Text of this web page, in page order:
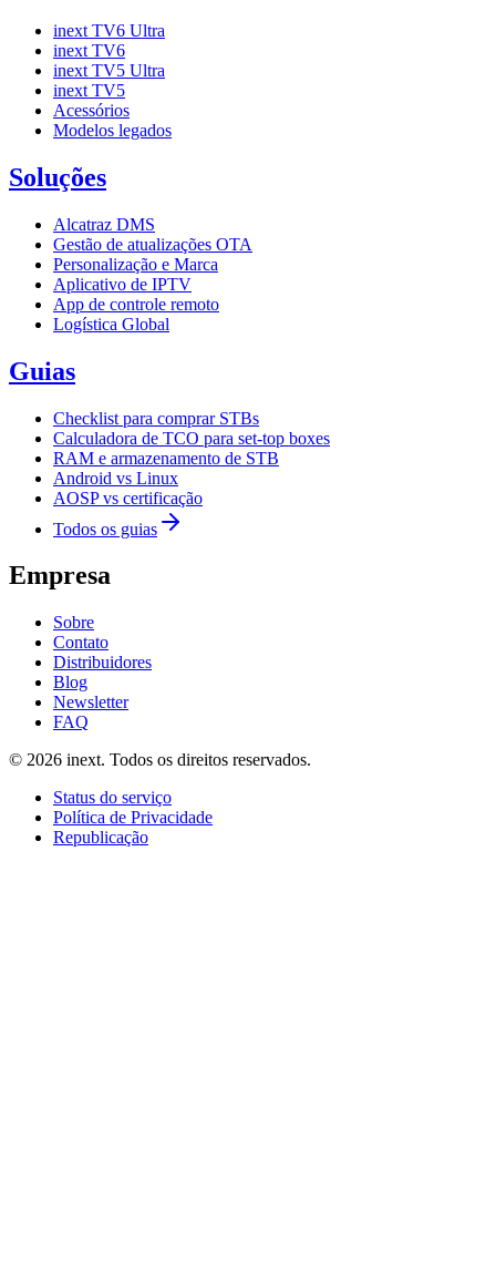
inext TV6 Ultra
inext TV6
inext TV5 Ultra
inext TV5
Acessórios
Modelos legados
Soluções
Alcatraz DMS
Gestão de atualizações OTA
Personalização e Marca
Aplicativo de IPTV
App de controle remoto
Logística Global
Guias
Checklist para comprar STBs
Calculadora de TCO para set-top boxes
RAM e armazenamento de STB
Android vs Linux
AOSP vs certificação
Todos os guias
Empresa
Sobre
Contato
Distribuidores
Blog
Newsletter
FAQ
© 2026 inext. Todos os direitos reservados.
Status do serviço
Política de Privacidade
Republicação